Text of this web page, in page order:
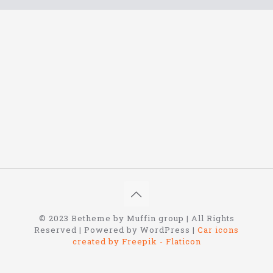
© 2023 Betheme by Muffin group | All Rights
Reserved | Powered by WordPress | Car icons
created by Freepik - Flaticon